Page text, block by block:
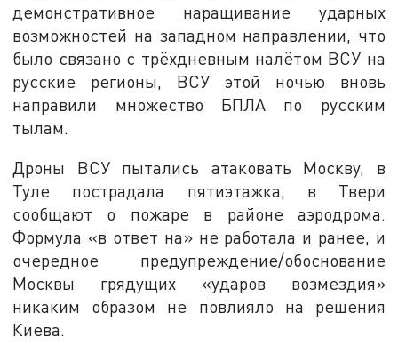
демонстративное наращивание ударных
возможностей на западном направлении, что
было связано с трёхдневным налётом ВСУ на
русские регионы, ВСУ этой ночью вновь
направили множество БПЛА по русским
тылам.
Дроны ВСУ пытались атаковать Москву, в
Туле пострадала пятиэтажка, в Твери
сообщают о пожаре в районе аэродрома.
Формула «в ответ на» не работала и ранее, и
очередное предупреждение/обоснование
Москвы грядущих «ударов возмездия»
никаким образом не повлияло на решения
Киева.